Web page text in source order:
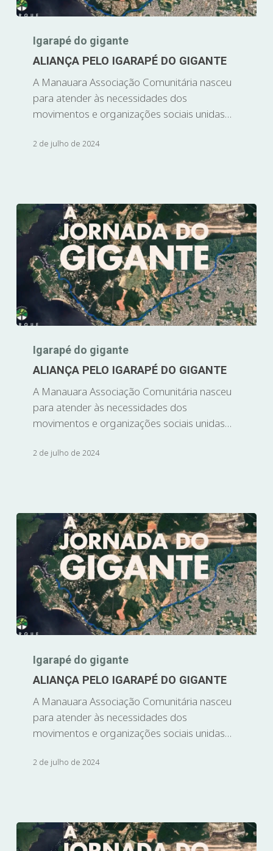
Igarapé do gigante
ALIANÇA PELO IGARAPÉ DO GIGANTE
A Manauara Associação Comunitária nasceu
para atender às necessidades dos
movimentos e organizações sociais unidas…
2 de julho de 2024
Igarapé do gigante
ALIANÇA PELO IGARAPÉ DO GIGANTE
A Manauara Associação Comunitária nasceu
para atender às necessidades dos
movimentos e organizações sociais unidas…
2 de julho de 2024
Igarapé do gigante
ALIANÇA PELO IGARAPÉ DO GIGANTE
A Manauara Associação Comunitária nasceu
para atender às necessidades dos
movimentos e organizações sociais unidas…
2 de julho de 2024